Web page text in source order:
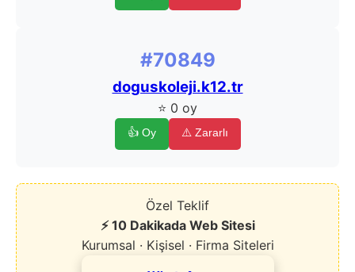
#70849
doguskoleji.k12.tr
⭐ 0 oy
👍 Oy ⚠️ Zararlı
Özel Teklif
⚡ 10 Dakikada Web Sitesi
Kurumsal · Kişisel · Firma Siteleri